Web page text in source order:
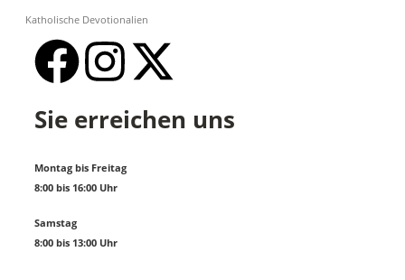
Katholische Devotionalien
Sie erreichen uns
Montag bis Freitag
8:00 bis 16:00 Uhr
Samstag
8:00 bis 13:00 Uhr